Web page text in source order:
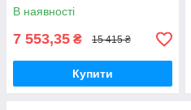
В наявності
7 553,35 ₴ 15 415 ₴
Купити